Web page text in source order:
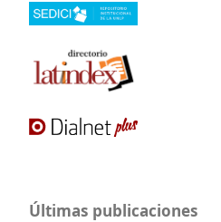
Últimas publicaciones